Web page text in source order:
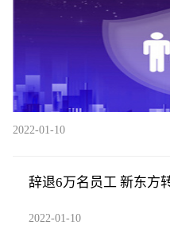
2022-01-10
辞退6万名员工 新东方
2022-01-10